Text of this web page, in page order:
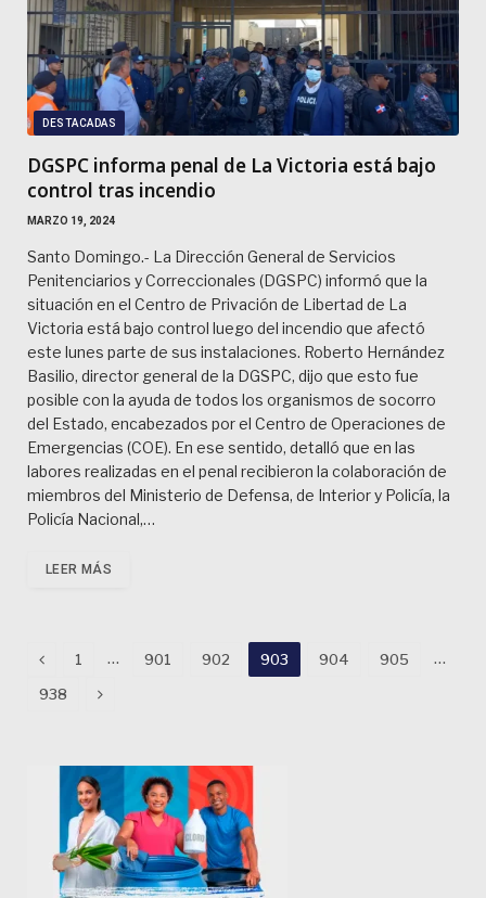
DESTACADAS
DGSPC informa penal de La Victoria está bajo
control tras incendio
MARZO 19, 2024
Santo Domingo.- La Dirección General de Servicios
Penitenciarios y Correccionales (DGSPC) informó que la
situación en el Centro de Privación de Libertad de La
Victoria está bajo control luego del incendio que afectó
este lunes parte de sus instalaciones. Roberto Hernández
Basilio, director general de la DGSPC, dijo que esto fue
posible con la ayuda de todos los organismos de socorro
del Estado, encabezados por el Centro de Operaciones de
Emergencias (COE). En ese sentido, detalló que en las
labores realizadas en el penal recibieron la colaboración de
miembros del Ministerio de Defensa, de Interior y Policía, la
Policía Nacional,…
LEER MÁS
Previous
1 … 901 902 903 904 905 …
938 Next